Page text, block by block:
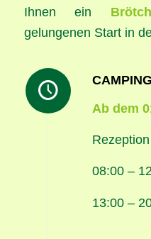
Ihnen ein
gelungenen Start in
Ab dem
08:00 –
13:00 –